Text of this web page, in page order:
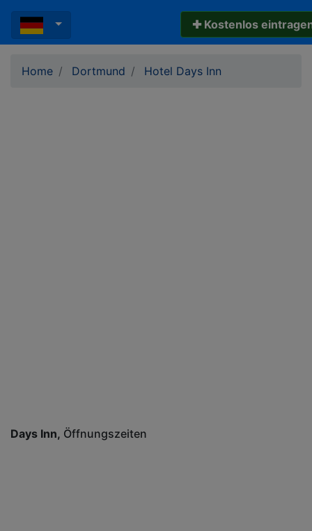
✚ Kostenlos
Home Dortmund Hotel Days Inn
Days Inn Öffnungszeiten